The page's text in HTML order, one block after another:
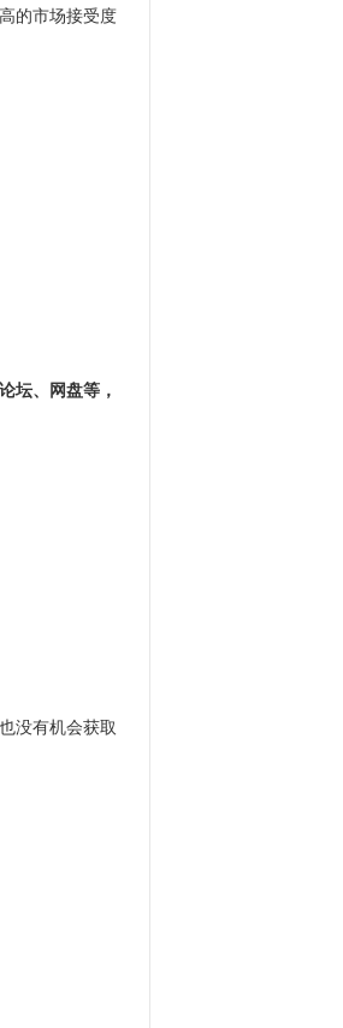
的市场接受度
坛、网盘等，
没有机会获取